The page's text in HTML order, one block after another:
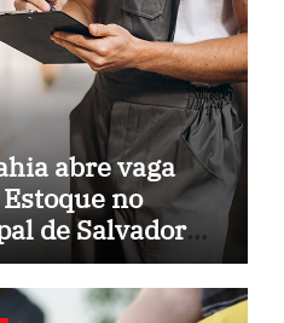
abre vaga
no
de Salvador